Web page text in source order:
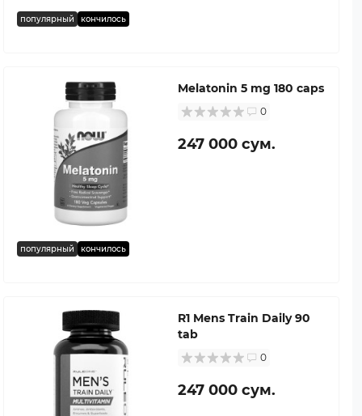
популярный кончилось
популярный кончилось
Melatonin 5 mg 180 caps
0
247 000 сум.
R1 Mens Train Daily 90
tab
0
247 000 сум.